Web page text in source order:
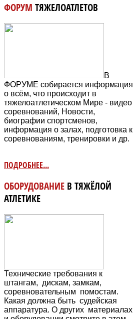
ФОРУМ ТЯЖЕЛОАТЛЕТОВ
В
ФОРУМЕ собирается информация
о всём, что происходит в
тяжелоатлетическом Мире - видео
соревнований, Новости,
биографии спортсменов,
информация о залах, подготовка к
соревнованиям, тренировки и др.
ПОДРОБНЕЕ...
ОБОРУДОВАНИЕ В ТЯЖЁЛОЙ
АТЛЕТИКЕ
Технические требования к
штангам, дискам, замкам,
соревновательным помостам.
Какая должна быть судейская
аппаратура. О других материалах